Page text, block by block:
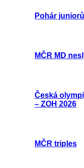
Pohár
MČR MD
Česká
– ZOH 2026
MČR triples